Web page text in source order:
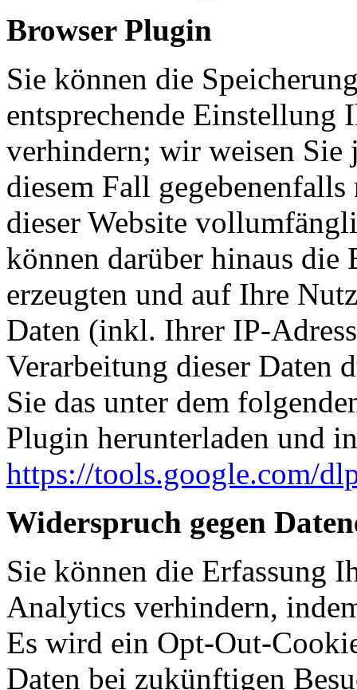
Browser Plugin
Sie können die
entsprechende Einstellung
verhindern; wir weisen Sie
diesem Fall
dieser Website
können darüber hinaus die
erzeugten und auf Ihre
Daten (inkl. Ihrer IP-
Verarbeitung dieser Daten
Sie das unter dem
Plugin herunterladen und
https://tools.google.com/
Widerspruch gegen
Sie können die Erfassung
Analytics verhindern,
Es wird ein Opt-Out-
Daten bei zukünftigen